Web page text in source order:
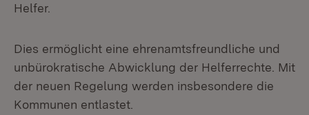
Helfer.
Dies ermöglicht eine ehrenamtsfreundliche und
unbürokratische Abwicklung der Helferrechte. Mit
der neuen Regelung werden insbesondere die
Kommunen entlastet.